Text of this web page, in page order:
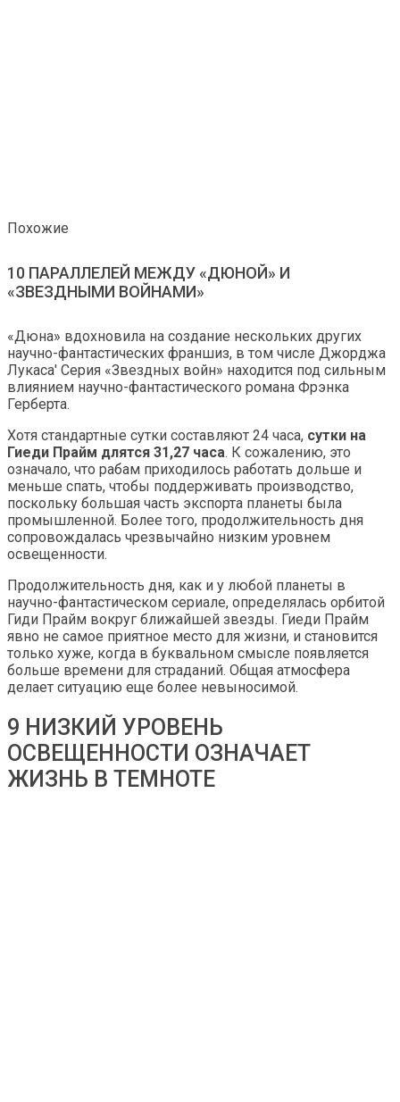
Похожие
10 ПАРАЛЛЕЛЕЙ МЕЖДУ «ДЮНОЙ» И
«ЗВЕЗДНЫМИ ВОЙНАМИ»
«Дюна» вдохновила на создание нескольких других
научно-фантастических франшиз, в том числе Джорджа
Лукаса' Серия «Звездных войн» находится под сильным
влиянием научно-фантастического романа Фрэнка
Герберта.
Хотя стандартные сутки составляют 24 часа, сутки на
Гиеди Прайм длятся 31,27 часа. К сожалению, это
означало, что рабам приходилось работать дольше и
меньше спать, чтобы поддерживать производство,
поскольку большая часть экспорта планеты была
промышленной. Более того, продолжительность дня
сопровождалась чрезвычайно низким уровнем
освещенности.
Продолжительность дня, как и у любой планеты в
научно-фантастическом сериале, определялась орбитой
Гиди Прайм вокруг ближайшей звезды. Гиеди Прайм
явно не самое приятное место для жизни, и становится
только хуже, когда в буквальном смысле появляется
больше времени для страданий. Общая атмосфера
делает ситуацию еще более невыносимой.
9 НИЗКИЙ УРОВЕНЬ
ОСВЕЩЕННОСТИ ОЗНАЧАЕТ
ЖИЗНЬ В ТЕМНОТЕ